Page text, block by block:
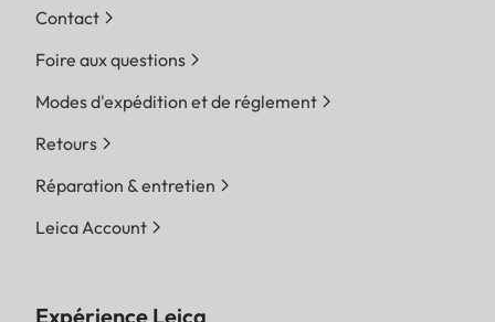
Contact
Foire aux questions
Modes d'expédition et de réglement
Retours
Réparation & entretien
Leica Account
Expérience Leica